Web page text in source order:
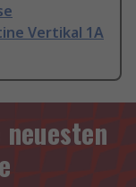
Vertikal 1A